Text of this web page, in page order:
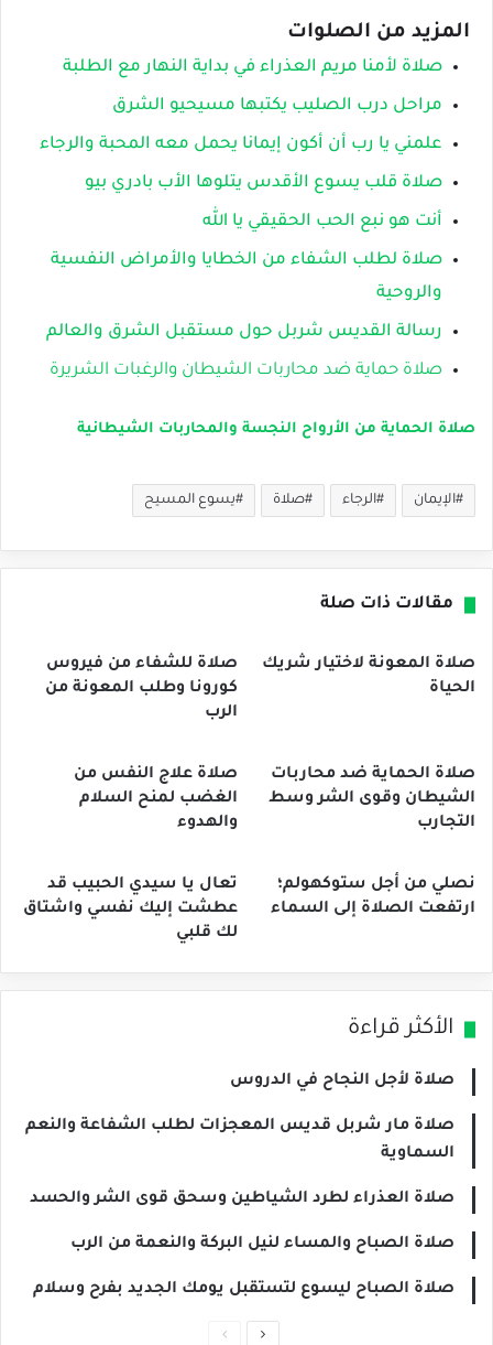
المزيد من الصلوات
صلاة لأمنا مريم العذراء في بداية النهار مع الطلبة
مراحل درب الصليب يكتبها مسيحيو الشرق
علمني يا رب أن أكون إيمانا يحمل معه المحبة والرجاء
صلاة قلب يسوع الأقدس يتلوها الأب بادري بيو
أنت هو نبع الحب الحقيقي يا الله
صلاة لطلب الشفاء من الخطايا والأمراض النفسية
والروحية
رسالة القديس شربل حول مستقبل الشرق والعالم
صلاة حماية ضد محاربات الشيطان والرغبات الشريرة
صلاة الحماية من الأرواح النجسة والمحاربات الشيطانية
الإيمان الرجاء صلاة يسوع المسيح
مقالات ذات صلة
صلاة المعونة لاختيار شريك
الحياة
صلاة للشفاء من فيروس
كورونا وطلب المعونة من
الرب
صلاة الحماية ضد محاربات
الشيطان وقوى الشر وسط
التجارب
صلاة علاج النفس من
الغضب لمنح السلام
والهدوء
نصلي من أجل ستوكهولم؛
ارتفعت الصلاة إلى السماء
تعال يا سيدي الحبيب قد
عطشت إليك نفسي واشتاق
لك قلبي
الأكثر قراءة
صلاة لأجل النجاح في الدروس
صلاة مار شربل قديس المعجزات لطلب الشفاعة والنعم
السماوية
صلاة العذراء لطرد الشياطين وسحق قوى الشر والحسد
صلاة الصباح والمساء لنيل البركة والنعمة من الرب
صلاة الصباح ليسوع لتستقبل يومك الجديد بفرح وسلام
الصفحةالصفحة